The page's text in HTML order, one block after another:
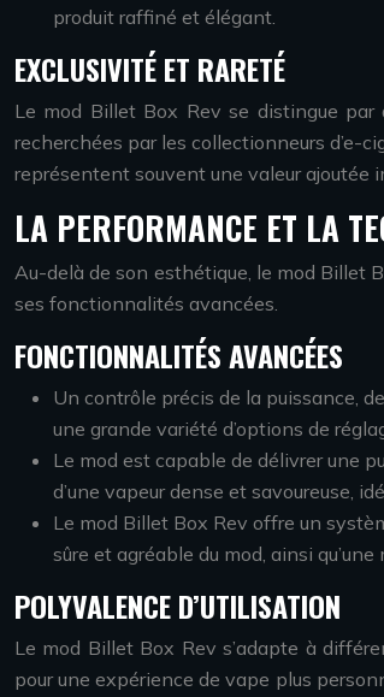
produit raffiné et élégant.
EXCLUSIVITÉ ET RARETÉ
Le mod Billet Box Rev se distingue
recherchées par les collectionneurs d’e-
représentent souvent une valeur ajoutée
LA PERFORMANCE ET LA
Au-delà de son esthétique, le mod Billet
ses fonctionnalités avancées.
FONCTIONNALITÉS AVANCÉES
Un contrôle précis de la puissance,
une grande variété d’options de
Le mod est capable de délivrer une
d’une vapeur dense et savoureuse,
Le mod Billet Box Rev offre un
sûre et agréable du mod, ainsi
POLYVALENCE D’UTILISATION
Le mod Billet Box Rev s’adapte à
pour une expérience de vape plus